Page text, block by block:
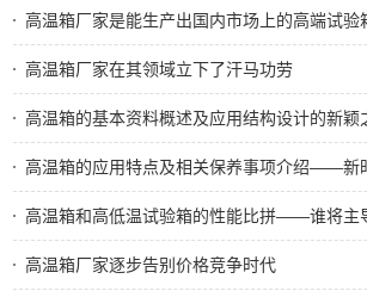
高温箱厂家是能生产出国内市场上的高端试验
高温箱厂家在其领域立下了汗马功劳
高温箱的基本资料概述及应用结构设计的新颖
高温箱厂家逐步告别价格竞争时代